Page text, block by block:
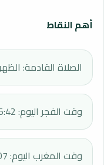
أهم النقاط
الصلاة القادمة: الظهر
وقت الفجر اليوم: 05:42.
وقت المغرب اليوم: 21:07.